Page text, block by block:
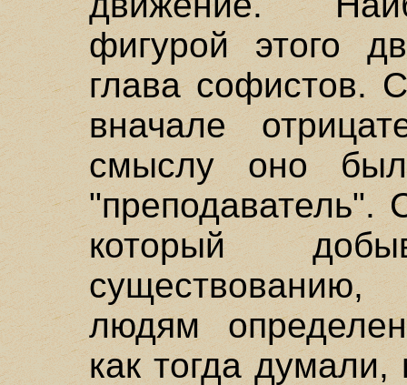
фигурой этого
глава софистов.
вначале
смыслу оно
"преподаватель".
который
людям
как тогда